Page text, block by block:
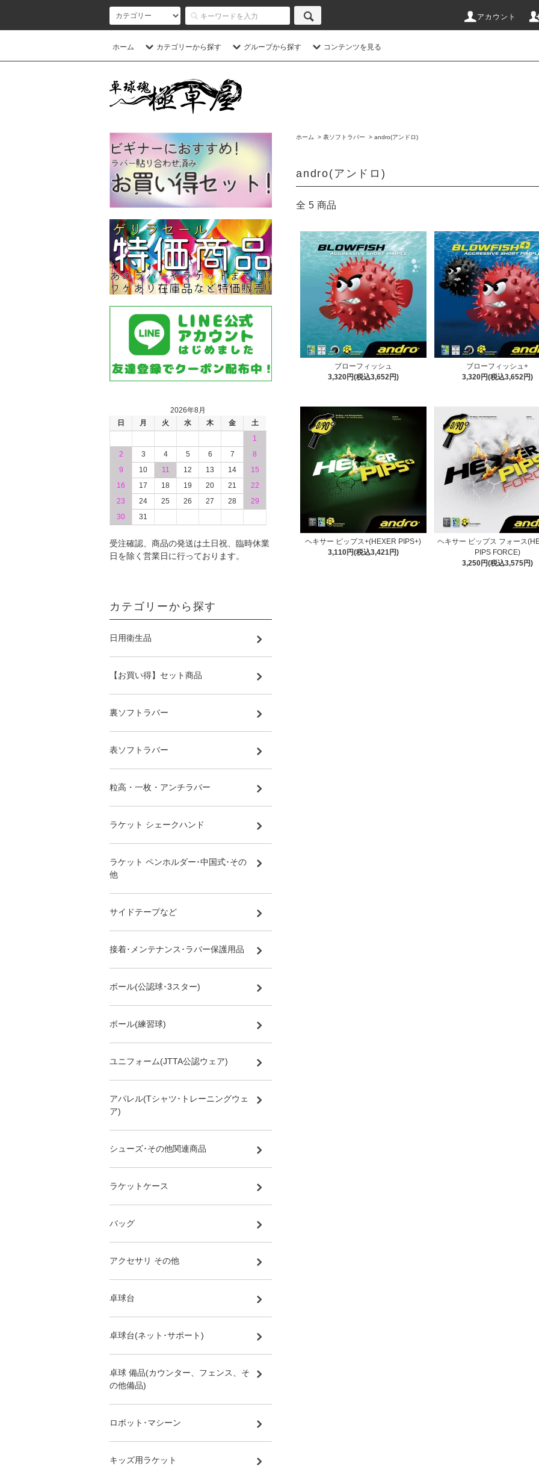
アカウント
ホーム カテゴリーから探す グループから探す コンテンツを見る
ホーム > 表ソフトラバー > andro(アンドロ)
andro(アンドロ)
全 5 商品
ブローフィッシュ
3,320円(税込3,652円)
ブローフィッシュ+
3,320円(税込3,652円)
ヘキサー ピップス+(HEXER PIPS+)
3,110円(税込3,421円)
ヘキサー ピップス フォース
PIPS FORCE)
3,250円(税込3,575円)
2026年8月
日
月 火 水 木 金
土
1
2
3 4 5 6 7
8
9
10 11 12 13 14
15
16
17 18 19 20 21
22
23
24 25 26 27 28
29
30
31
受注確認、商品の発送は土日祝、臨時休業
日を除く営業日に行っております。
カテゴリーから探す
日用衛生品
【お買い得】セット商品
裏ソフトラバー
表ソフトラバー
粒高・一枚・アンチラバー
ラケット シェークハンド
ラケット ペンホルダー･中国式･その
他
サイドテープなど
接着･メンテナンス･ラバー保護用品
ボール(公認球･3スター)
ボール(練習球)
ユニフォーム(JTTA公認ウェア)
アパレル(Tシャツ･トレーニングウェ
ア)
シューズ･その他関連商品
ラケットケース
バッグ
アクセサリ その他
卓球台
卓球台(ネット･サポート)
卓球 備品(カウンター、フェンス、そ
の他備品)
ロボット･マシーン
キッズ用ラケット